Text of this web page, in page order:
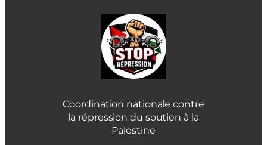
Coordination nationale contre
la répression du soutien à la
Palestine